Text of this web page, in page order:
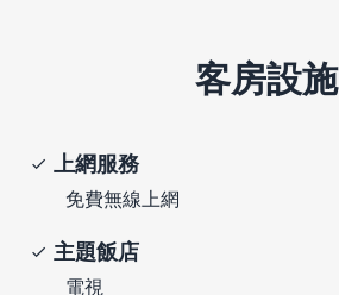
客房設施
上網服務
免費無線上網
主題飯店
電視